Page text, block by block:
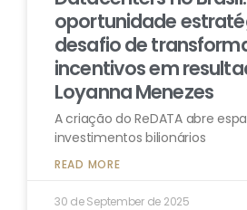
oportunidade
desafio de
incentivos em
Loyanna Menezes
A criação do ReDATA abre
investimentos bilionários
READ MORE
30 de September de 2025